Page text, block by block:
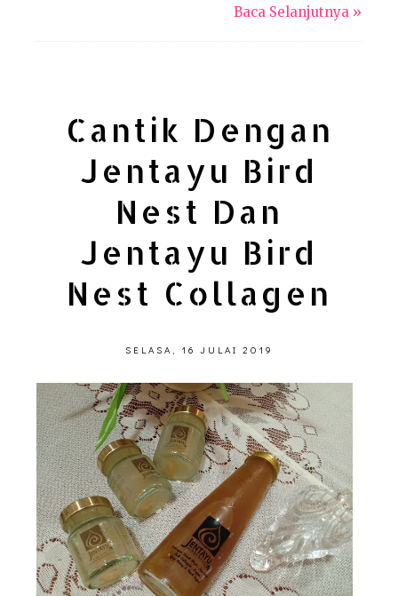
Baca Selanjutnya »
Cantik Dengan
Jentayu Bird
Nest Dan
Jentayu Bird
Nest Collagen
SELASA, 16 JULAI 2019